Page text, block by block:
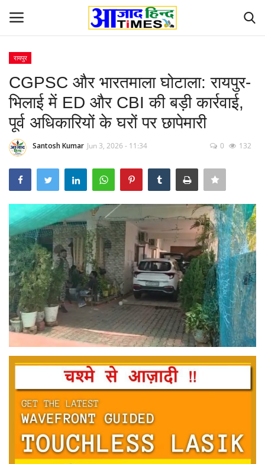
Home
ओडिशा
Contact
छत्तीसगढ़ राज्य
दुनिया
मनोरंजन
सेहत
धर्म
राशिफल
खेल
रायपुर
CGPSC और भारतमाला घोटाला: रायपुर-
भिलाई में ED और CBI की बड़ी कार्रवाई,
पूर्व अधिकारियों के घरों पर छापेमारी
Santosh Kumar Jun 3, 2026 - 11:34 0 132